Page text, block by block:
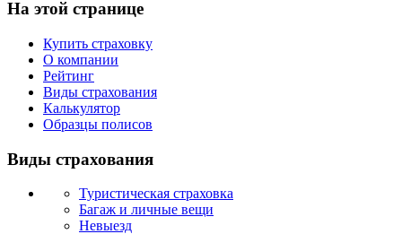
На этой странице
Купить страховку
О компании
Рейтинг
Виды страхования
Калькулятор
Образцы полисов
Виды страхования
Туристическая страховка
Багаж и личные вещи
Невыезд